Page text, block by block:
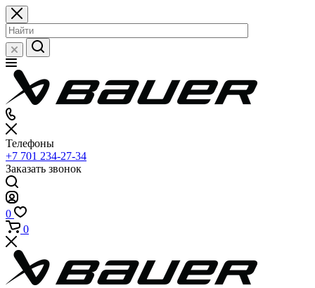
Телефоны
+7 701 234-27-34
Заказать звонок
0
0